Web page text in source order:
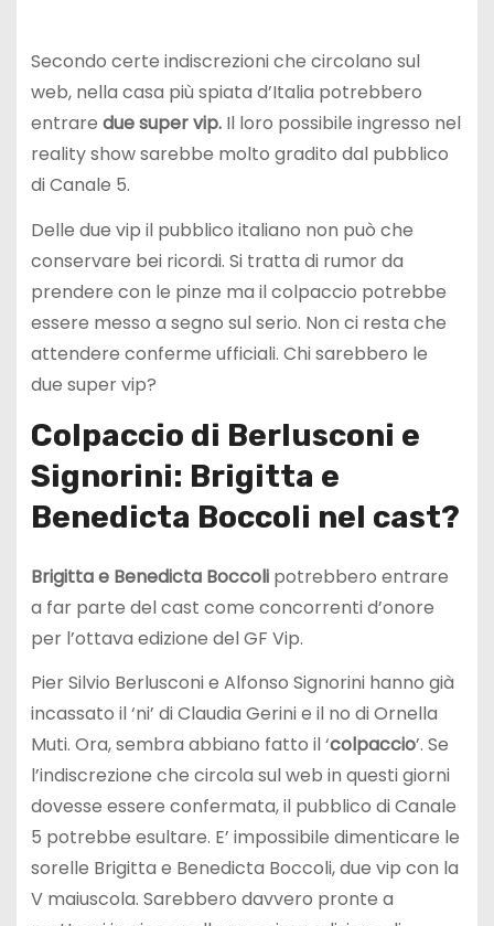
Secondo certe indiscrezioni che circolano sul
web, nella casa più spiata d’Italia potrebbero
entrare due super vip.Il loro possibile ingresso nel
reality show sarebbe molto gradito dal pubblico
di Canale 5.
Delle due vip il pubblico italiano non può che
conservare bei ricordi. Si tratta di rumor da
prendere con le pinze ma il colpaccio potrebbe
essere messo a segno sul serio. Non ci resta che
attendere conferme ufficiali. Chi sarebbero le
due super vip?
Colpaccio di Berlusconi e
Signorini: Brigitta e
Benedicta Boccoli nel cast?
Brigitta e Benedicta Boccolipotrebbero entrare
a far parte del cast come concorrenti d’onore
per l’ottava edizione del GF Vip.
Pier Silvio Berlusconi e Alfonso Signorini hanno già
incassato il ‘ni’ di Claudia Gerini e il no di Ornella
Muti. Ora, sembra abbiano fatto il ‘colpaccio’. Se
l’indiscrezione che circola sul web in questi giorni
dovesse essere confermata, il pubblico di Canale
5 potrebbe esultare. E’ impossibile dimenticare le
sorelle Brigitta e Benedicta Boccoli, due vip con la
V maiuscola. Sarebbero davvero pronte a